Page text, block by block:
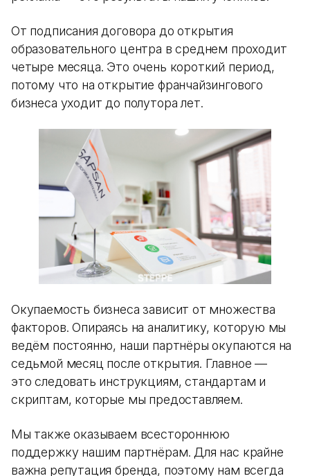
От подписания договора до открытия
образовательного центра в среднем проходит
четыре месяца. Это очень короткий период,
потому что на открытие франчайзингового
бизнеса уходит до полутора лет.
Окупаемость бизнеса зависит от множества
факторов. Опираясь на аналитику, которую мы
ведём постоянно, наши партнёры окупаются на
седьмой месяц после открытия. Главное —
это следовать инструкциям, стандартам и
скриптам, которые мы предоставляем.
Мы также оказываем всестороннюю
поддержку нашим партнёрам. Для нас крайне
важна репутация бренда, поэтому нам всегда